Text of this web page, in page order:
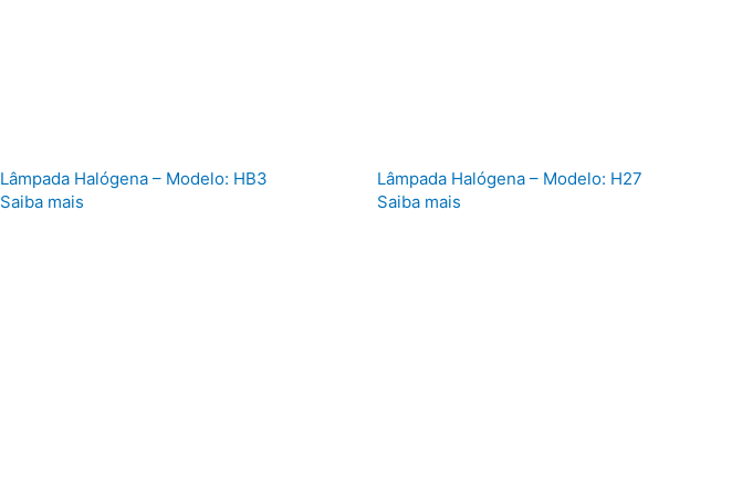
Lâmpada Halógena – Modelo: HB3
Saiba mais
Lâmpada Halógena – Modelo: H27
Saiba mais